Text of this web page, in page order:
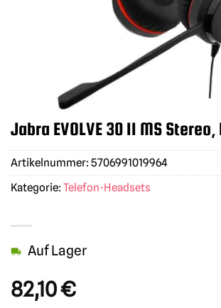
Jabra EVOLVE 30 II MS
82,10€
Auf Lager
Artikelnummer: 5706991019964
Kategorie: Telefon-Headsets